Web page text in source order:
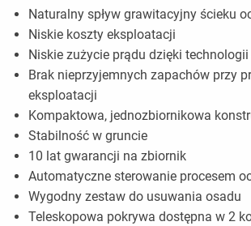
Naturalny spływ grawitacyjny ścieku
Niskie koszty eksploatacji
Niskie zużycie prądu dzięki technologii
Brak nieprzyjemnych zapachów przy
eksploatacji
Kompaktowa, jednozbiornikowa
Stabilność w gruncie
10 lat gwarancji na zbiornik
Automatyczne sterowanie procesem
Wygodny zestaw do usuwania osadu
Teleskopowa pokrywa dostępna w 2